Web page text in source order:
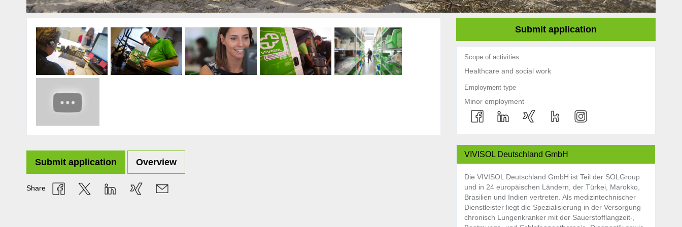
Submit application Overview
Share
Submit application
Scope of activities
Healthcare and social work
Employment type
Minor employment
VIVISOL Deutschland GmbH
Die VIVISOL Deutschland GmbH ist Teil der SOLGroup
und in 24 europäischen Ländern, der Türkei, Marokko,
Brasilien und Indien vertreten. Als medizintechnischer
Dienstleister liegt die Spezialisierung in der Versorgung
chronisch Lungenkranker mit der Sauerstofflangzeit-,